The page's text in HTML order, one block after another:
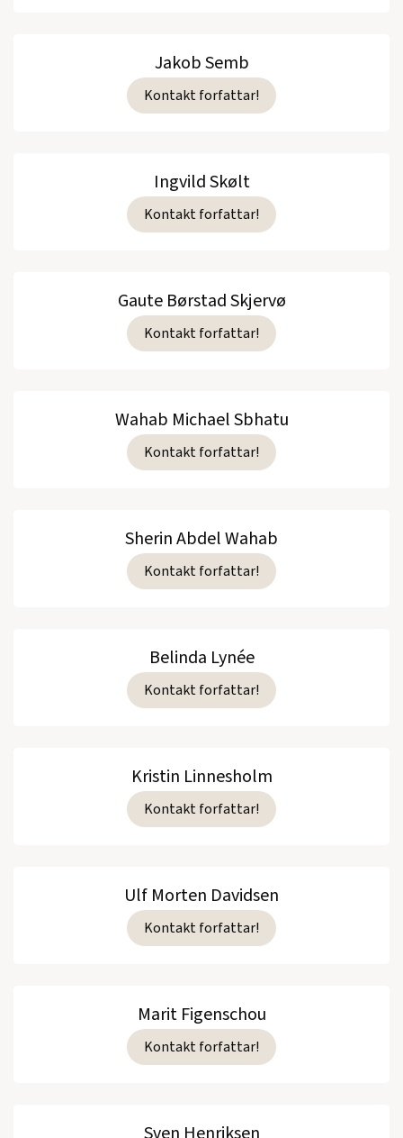
Jakob Semb
Kontakt forfattar!
Ingvild Skølt
Kontakt forfattar!
Gaute Børstad Skjervø
Kontakt forfattar!
Wahab Michael Sbhatu
Kontakt forfattar!
Sherin Abdel Wahab
Kontakt forfattar!
Belinda Lynée
Kontakt forfattar!
Kristin Linnesholm
Kontakt forfattar!
Ulf Morten Davidsen
Kontakt forfattar!
Marit Figenschou
Kontakt forfattar!